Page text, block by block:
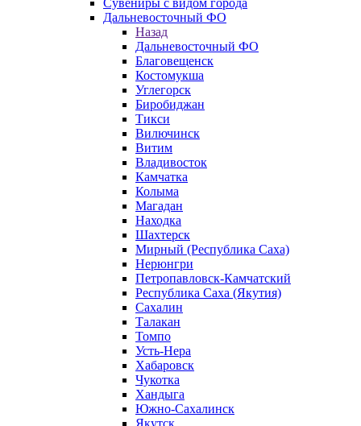
Сувениры с видом города
Дальневосточный ФО
Назад
Дальневосточный ФО
Благовещенск
Костомукша
Углегорск
Биробиджан
Тикси
Вилючинск
Витим
Владивосток
Камчатка
Колыма
Магадан
Находка
Шахтерск
Мирный (Республика Саха)
Нерюнгри
Петропавловск-Камчатский
Республика Саха (Якутия)
Сахалин
Талакан
Томпо
Усть-Нера
Хабаровск
Чукотка
Хандыга
Южно-Сахалинск
Якутск